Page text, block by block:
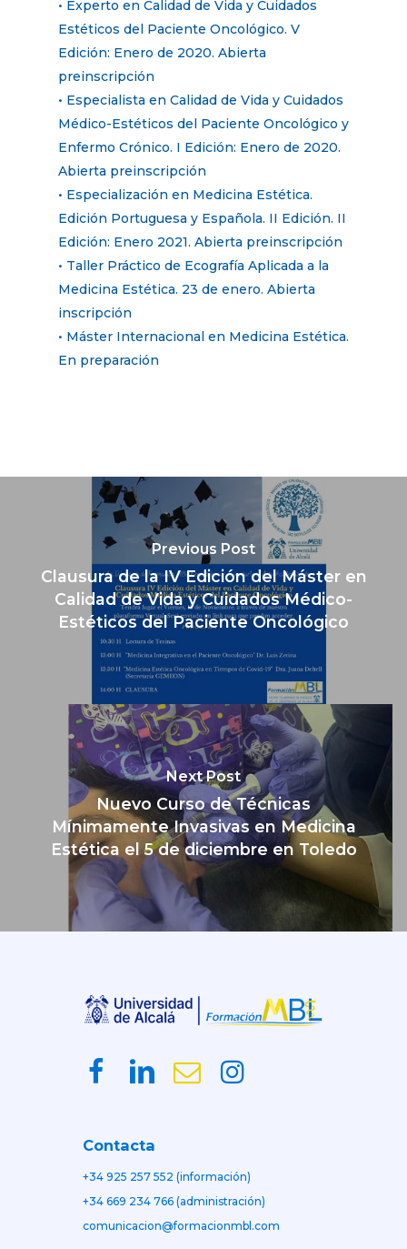
• Experto en Calidad de Vida y Cuidados
Estéticos del Paciente Oncológico. V
Edición: Enero de 2020. Abierta
preinscripción
• Especialista en Calidad de Vida y Cuidados
Médico-Estéticos del Paciente Oncológico y
Enfermo Crónico. I Edición: Enero de 2020.
Abierta preinscripción
• Especialización en Medicina Estética.
Edición Portuguesa y Española. II Edición. II
Edición: Enero 2021. Abierta preinscripción
• Taller Práctico de Ecografía Aplicada a la
Medicina Estética. 23 de enero. Abierta
inscripción
• Máster Internacional en Medicina Estética.
En preparación
Previous Post
Clausura de la IV Edición del Máster en
Calidad de Vida y Cuidados Médico-
Estéticos del Paciente Oncológico
Next Post
Nuevo Curso de Técnicas
Mínimamente Invasivas en Medicina
Estética el 5 de diciembre en Toledo
Contacta
+34 925 257 552 (información)
+34 669 234 766 (administración)
comunicacion@formacionmbl.com